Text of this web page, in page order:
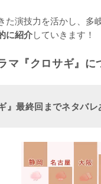
演技力を活かし、多
に紹介していきます！
マ『クロサギ』に
』最終回までネタバ